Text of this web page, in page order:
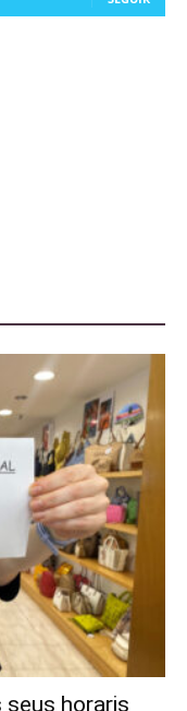
seus horaris